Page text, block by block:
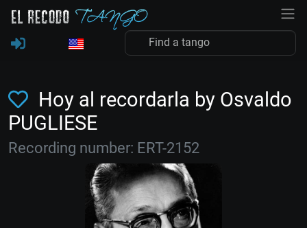
Hoy al recordarla by Osvaldo
PUGLIESE
Recording number: ERT-2152